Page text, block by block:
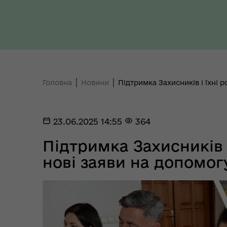
Регіональне представництво
Ради України з прав людини у
Полтавській області
Головна Новини Підтримка Захисників і їхні
23.06.2025 14:55 364
Підтримка Захисників
нові заяви на